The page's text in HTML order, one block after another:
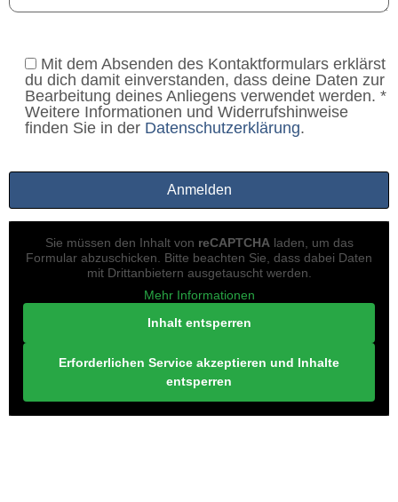
Mit dem Absenden des Kontaktformulars erklärst
du dich damit einverstanden, dass deine Daten zur
Bearbeitung deines Anliegens verwendet werden. *
Weitere Informationen und Widerrufshinweise
finden Sie in der Datenschutzerklärung.
Sie müssen den Inhalt von reCAPTCHAladen, um das
Formular abzuschicken. Bitte beachten Sie, dass dabei Daten
mit Drittanbietern ausgetauscht werden.
Mehr Informationen
Inhalt entsperren
Erforderlichen Service akzeptieren und Inhalte
entsperren